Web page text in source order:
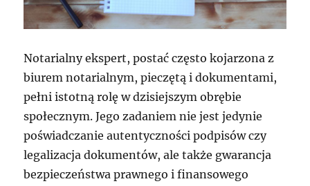
Notarialny ekspert, postać często kojarzona z
biurem notarialnym, pieczętą i dokumentami,
pełni istotną rolę w dzisiejszym obrębie
społecznym. Jego zadaniem nie jest jedynie
poświadczanie autentyczności podpisów czy
legalizacja dokumentów, ale także gwarancja
bezpieczeństwa prawnego i finansowego